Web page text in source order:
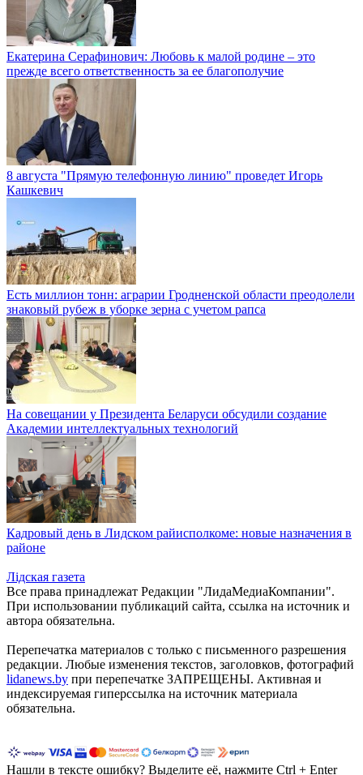
Екатерина Серафинович: Любовь к малой родине – это
прежде всего ответственность за ее благополучие
8 августа "Прямую телефонную линию" проведет Игорь
Кашкевич
Есть миллион тонн: аграрии Гродненской области преодолели
знаковый рубеж в уборке зерна с учетом рапса
На совещании у Президента Беларуси обсудили создание
Академии интеллектуальных технологий
Кадровый день в Лидском райисполкоме: новые назначения в
районе
Лiдская газета
Все права принадлежат Редакции "ЛидаМедиаКомпании".
При использовании публикаций сайта, ссылка на источник и
автора обязательна.
Перепечатка материалов c только с письменного разрешения
редакции. Любые изменения текстов, заголовков, фотографий
lidanews.by при перепечатке ЗАПРЕЩЕНЫ. Активная и
индексируемая гиперссылка на источник материала
обязательна.
Нашли в тексте ошибку? Выделите её, нажмите Ctrl + Enter